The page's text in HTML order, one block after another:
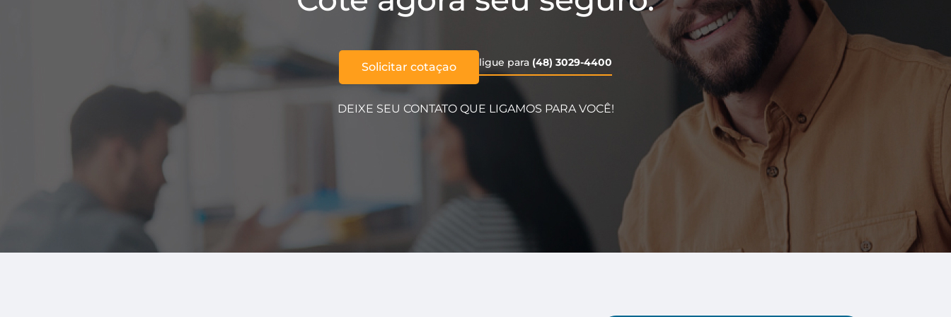
Solicitar cotaçao ligue para (48) 3029-4400
DEIXE SEU CONTATO QUE LIGAMOS PARA VOCÊ!